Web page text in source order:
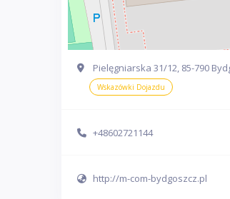
Pielęgniarska 31/12, 85-790
Wskazówki Dojazdu
+48602721144
http://m-com-bydgoszcz.pl